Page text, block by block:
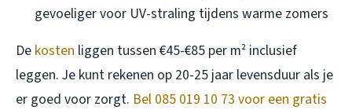
gevoeliger voor UV-straling tijdens warme zomers
De kosten liggen tussen €45-€85 per m² inclusief
leggen. Je kunt rekenen op 20-25 jaar levensduur als je
er goed voor zorgt. Bel 085 019 10 73 voor een gratis